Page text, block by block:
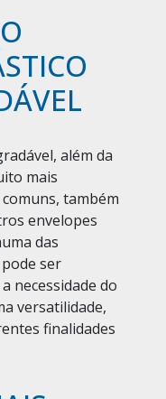
além da
mais
também
envelopes
das
ser
necessidade do
versatilidade,
finalidades